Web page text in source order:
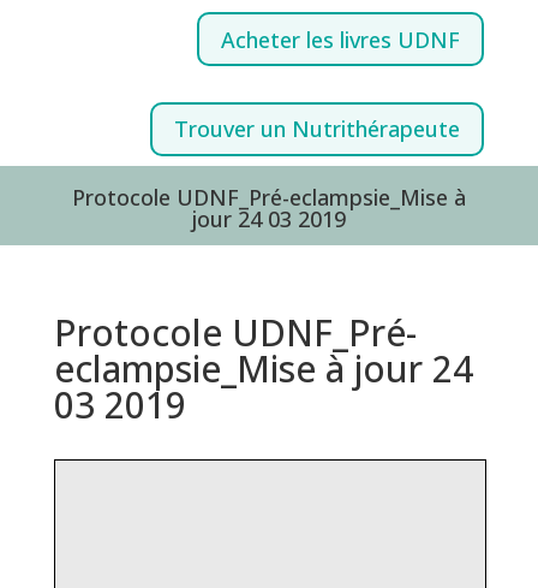
Acheter les livres UDNF
Trouver un Nutrithérapeute
Protocole UDNF_Pré-eclampsie_Mise à
jour 24 03 2019
Protocole UDNF_Pré-
eclampsie_Mise à jour 24
03 2019